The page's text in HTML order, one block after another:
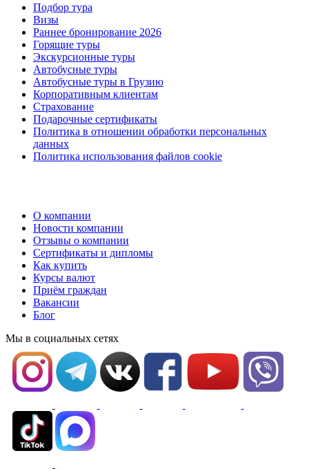
Подбор тура
Визы
Раннее бронирование 2026
Горящие туры
Экскурсионные туры
Автобусные туры
Автобусные туры в Грузию
Корпоративным клиентам
Страхование
Подарочные сертификаты
Политика в отношении обработки персональных
данных
Политика использования файлов cookie
О компании
Новости компании
Отзывы о компании
Сертификаты и дипломы
Как купить
Курсы валют
Приём граждан
Вакансии
Блог
Мы в социальных сетях